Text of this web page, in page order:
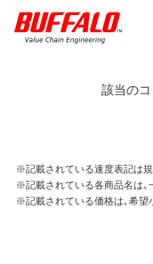
該当の
※記載されている速度表記は規
※記載されている各商品名は、
※記載されている価格は、希望